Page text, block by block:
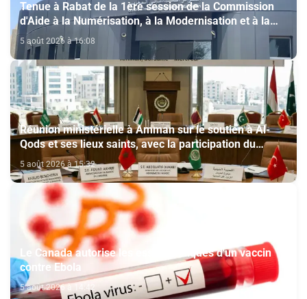
Tenue à Rabat de la 1ère session de la Commission
d'Aide à la Numérisation, à la Modernisation et à la
Création des Salles de Cinéma au titre de l'année
2026
5 août 2026 à 16:08
Réunion ministérielle à Amman sur le soutien à Al-
Qods et ses lieux saints, avec la participation du
Maroc
5 août 2026 à 15:32
Le Canada autorise les essais cliniques d'un vaccin
contre Ebola
5 août 2026 à 14:42